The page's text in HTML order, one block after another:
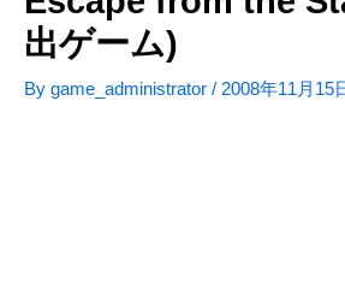
出ゲーム)
By game_administrator / 2008年11月15